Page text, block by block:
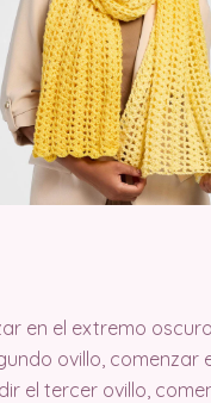
en el extremo
ovillo, comenzar
el tercer ovillo,